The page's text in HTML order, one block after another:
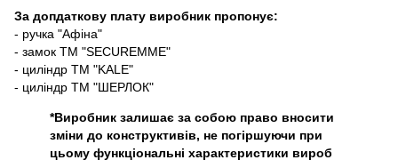
За допдаткову плату виробник пропонує:
- ручка "Афіна"
- замок ТМ "SECUREMME"
- циліндр ТМ "KALE"
- циліндр ТМ "ШЕРЛОК"
*Виробник залишає за собою право вносити
зміни до конструктивів, не погіршуючи при
цьому функціональні характеристики вироб